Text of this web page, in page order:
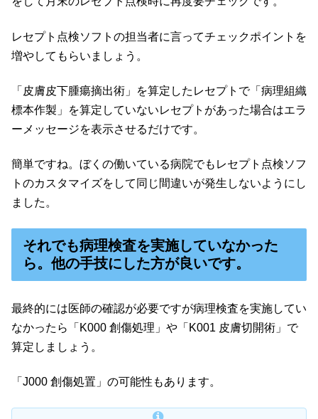
レセプト点検ソフトの担当者に言ってチェックポイントを
増やしてもらいましょう。
「皮膚皮下腫瘍摘出術」を算定したレセプトで「病理組織
標本作製」を算定していないレセプトがあった場合はエラ
ーメッセージを表示させるだけです。
簡単ですね。ぼくの働いている病院でもレセプト点検ソフ
トのカスタマイズをして同じ間違いが発生しないようにし
ました。
それでも病理検査を実施していなかった
ら。他の手技にした方が良いです。
最終的には医師の確認が必要ですが病理検査を実施してい
なかったら「K000 創傷処理」や「K001 皮膚切開術」で
算定しましょう。
「J000 創傷処置」の可能性もあります。